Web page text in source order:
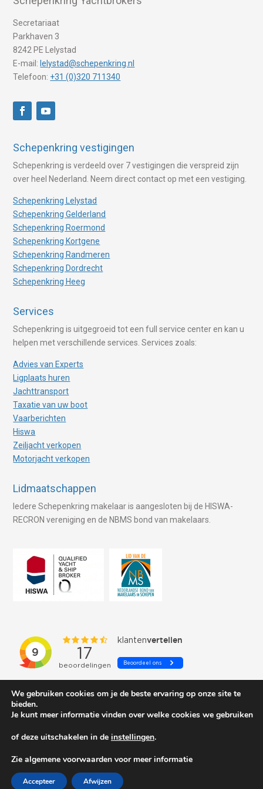
Secretariaat
Parkhaven 3
8242 PE Lelystad
E-mail: lelystad@schepenkring.nl
Telefoon: +31 (0)320 711340
Schepenkring vestigingen
Schepenkring is verdeeld over 7 vestigingen die verspreid zijn
over heel Nederland. Neem direct contact op met een vestiging.
Schepenkring Lelystad
Schepenkring Gelderland
Schepenkring Roermond
Schepenkring Kortgene
Schepenkring Randmeren
Schepenkring Dordrecht
Schepenkring Heeg
Services
Schepenkring is uitgegroeid tot een full service center en kan u
helpen met verschillende services. Services zoals:
Advies van Experts
Ligplaats huren
Jachttransport
Taxatie van uw boot
Vaarberichten
Hiswa
Zeiljacht verkopen
Motorjacht verkopen
Lidmaatschappen
Iedere Schepenkring makelaar is aangesloten bij de HISWA-
RECRON vereniging en de NBMS bond van makelaars.
We gebruiken cookies om je de beste ervaring op onze site te
bieden.
Je kunt meer informatie vinden over welke cookies we gebruiken
of deze uitschakelen in de instellingen.
Zie algemene voorwaarden voor meer informatie
Accepteer Afwijzen